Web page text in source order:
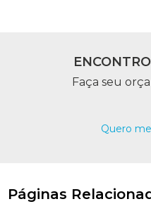
Faça seu
Quero
Páginas